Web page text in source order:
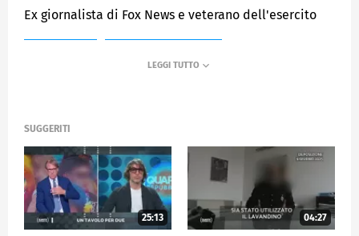
Ex giornalista di Fox News e veterano dell'esercito
SUGGERITI
25:13 04:27